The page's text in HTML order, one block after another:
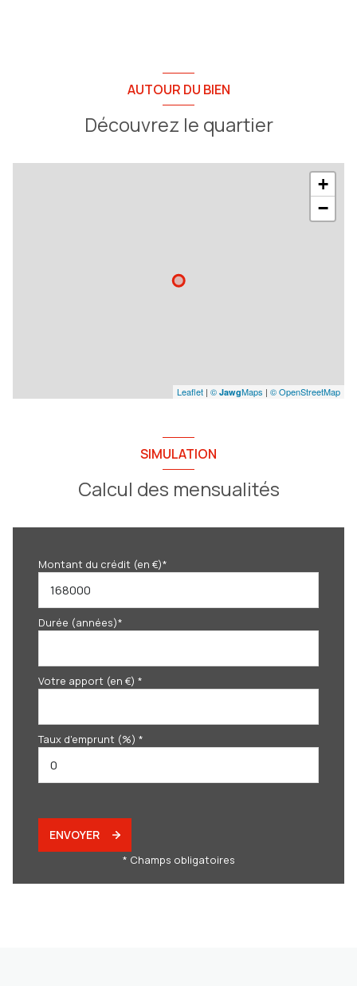
AUTOUR DU BIEN
Découvrez le quartier
+
−
Leaflet | © JawgMaps | © OpenStreetMap
SIMULATION
Calcul des mensualités
Montant du crédit (en €)*
Durée (années)*
Votre apport (en €) *
Taux d'emprunt (%) *
ENVOYER
* Champs obligatoires